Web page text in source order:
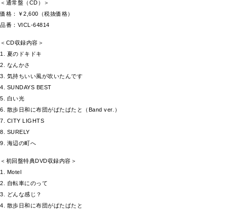
＜通常盤（CD）＞
価格：￥2,600（税抜価格）
品番：VICL-64814
＜CD収録内容＞
1. 夏のドキドキ
2. なんかさ
3. 気持ちいい風が吹いたんです
4. SUNDAYS BEST
5. 白い光
6. 散歩日和に布団がぱたぱたと（Band ver.）
7. CITY LIGHTS
8. SURELY
9. 海辺の町へ
＜初回盤特典DVD収録内容＞
1. Motel
2. 自転車にのって
3. どんな感じ？
4. 散歩日和に布団がぱたぱたと